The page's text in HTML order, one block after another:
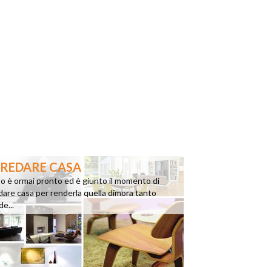
CASA
è ormai pronto ed è giunto il momento di
casa per renderla quella dimora tanto